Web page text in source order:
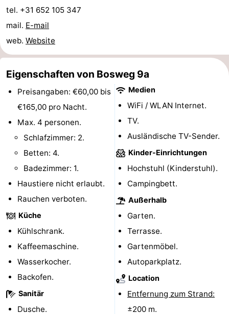
Radfahren
-
Reiten
-
Golfplatze
-
Parafliegen
Sportangeln
Essen
trinken
Veranstaltungen
Ringstechen
Zoutelande
Actief
Praktisch
Route
Parken
Reisebuchshop
tel. +31 652 105 347
mail. E-mail
web. Website
Eigenschaften von Bosweg 9a
Preisangaben: €60,00 bis
€165,00 pro Nacht.
Max. 4 personen.
Schlafzimmer: 2.
Betten: 4.
Badezimmer: 1.
Haustiere nicht erlaubt.
Rauchen verboten.
Küche
Kühlschrank.
Kaffeemaschine.
Wasserkocher.
Backofen.
Sanitär
Dusche.
Medien
WiFi / WLAN Internet.
TV.
Ausländische TV-Sender.
Kinder-Einrichtungen
Hochstuhl (Kinderstuhl).
Campingbett.
Außerhalb
Garten.
Terrasse.
Gartenmöbel.
Autoparkplatz.
Location
Entfernung zum Strand:
±200 m.